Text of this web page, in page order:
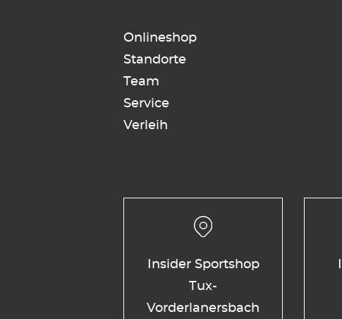
Onlineshop
Standorte
Team
Service
Verleih
Insider Sportshop
Tux-
Vorderlanersbach